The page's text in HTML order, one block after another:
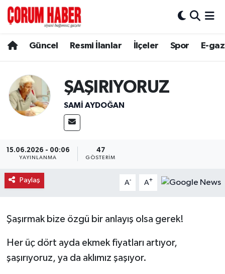
Güncel Resmi İlanlar İlçeler Spor E-
ŞAŞIRIYORUZ
SAMI AYDOĞAN
15.06.2026 - 00:06
YAYINLANMA
47
GÖSTERIM
Paylaş A- A+
Şaşırmak bize özgü bir anlayış olsa gerek!
Her üç dört ayda ekmek fiyatları artıyor,
şaşırıyoruz, ya da aklımız şaşıyor.
Spor
Resmi İlanlar
Alaca
İskilip
Kargı
Hava Durumu
Çorum Namaz Vakitleri
Trafik Durumu
Haber Arşivi